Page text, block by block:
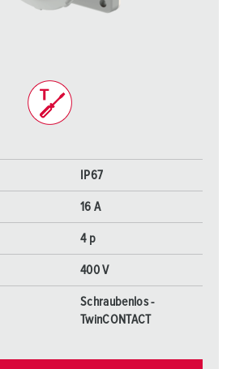
IP67
16 A
4 p
400 V
Schraubenlos -
TwinCONTACT